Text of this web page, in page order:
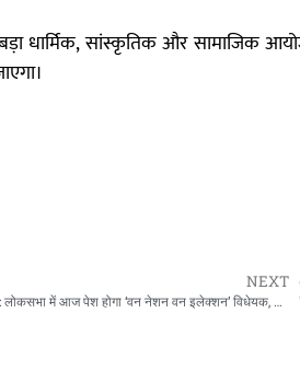
धार्मिक, सांस्कृतिक और सामाजिक
NEXT
Parliament LIVE: लोकसभा में आज पेश होगा ‘वन नेशन वन इलेक्शन’ विधेयक, BJP-कांग्रेस ने जारी किया व्हिप